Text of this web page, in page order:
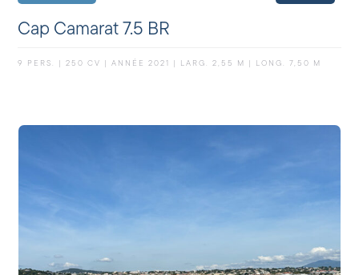
Cap Camarat 7.5 BR
9 PERS. | 250 CV | ANNÉE 2021 | LARG. 2,55 M | LONG. 7,50 M